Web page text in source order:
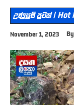
උණුසුම් පුවත් | Hot
November 1, 2023 By